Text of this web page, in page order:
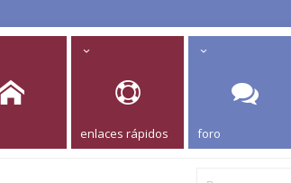
enlaces rápidos foro